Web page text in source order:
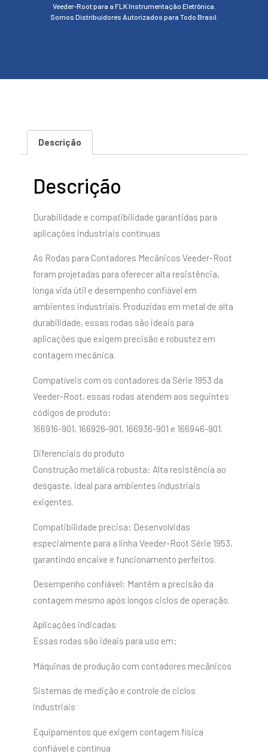
Veeder-Root para a FLK Instrumentação Eletrônica.
Somos Distribuidores Autorizados para Todo Brasil.
Descrição
Descrição
Durabilidade e compatibilidade garantidas para
aplicações industriais contínuas
As Rodas para Contadores Mecânicos Veeder-Root
foram projetadas para oferecer alta resistência,
longa vida útil e desempenho confiável em
ambientes industriais. Produzidas em metal de alta
durabilidade, essas rodas são ideais para
aplicações que exigem precisão e robustez em
contagem mecânica.
Compatíveis com os contadores da Série 1953 da
Veeder-Root, essas rodas atendem aos seguintes
códigos de produto:
166916-901, 166926-901, 166936-901 e 166946-901.
Diferenciais do produto
Construção metálica robusta: Alta resistência ao
desgaste, ideal para ambientes industriais
exigentes.
Compatibilidade precisa: Desenvolvidas
especialmente para a linha Veeder-Root Série 1953,
garantindo encaixe e funcionamento perfeitos.
Desempenho confiável: Mantêm a precisão da
contagem mesmo após longos ciclos de operação.
Aplicações indicadas
Essas rodas são ideais para uso em:
Máquinas de produção com contadores mecânicos
Sistemas de medição e controle de ciclos
industriais
Equipamentos que exigem contagem física
confiável e contínua